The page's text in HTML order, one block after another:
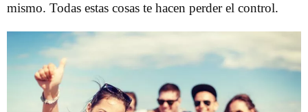
mismo. Todas estas cosas te hacen perder el control.